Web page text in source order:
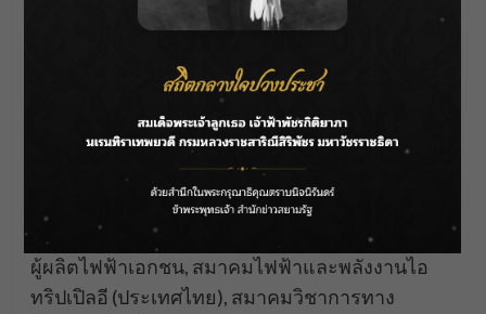
สถาปนิกประเทศไทย, สมาคมอุตสาหกรรมไฟฟ้า
สมาคมวิศวกรที่ปรึกษาเครื่องกลและไฟฟ้าไทย,
สมาคมอุตสาหกรรมเซลล์แสงอาทิตย์ไทย,
สมาคมวิศวกรรมสิ่งแวดล้อมแห่งประเทศไทย,
สมาคมอุตสาหกรรมไฟฟ้าอิเล็กทรอนิกส์ และ
โทรคมนาคมไทย, สมาคมเครื่องกำเนิดไฟฟ้าไทย,
สมาคมช่างเหมาไฟฟ้าและเครื่องกลไทย, สมาคม
ผู้ผลิตไฟฟ้าเอกชน, สมาคมไฟฟ้าและพลังงานไอ
ทริปเปิลอี (ประเทศไทย), สมาคมวิชาการทาง